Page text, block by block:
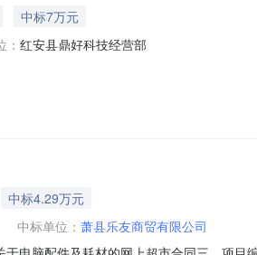
中标7万元
红安县鼎好科技经营部
中标4.29万元
中标单位： 萧县乐友商贸有限公司